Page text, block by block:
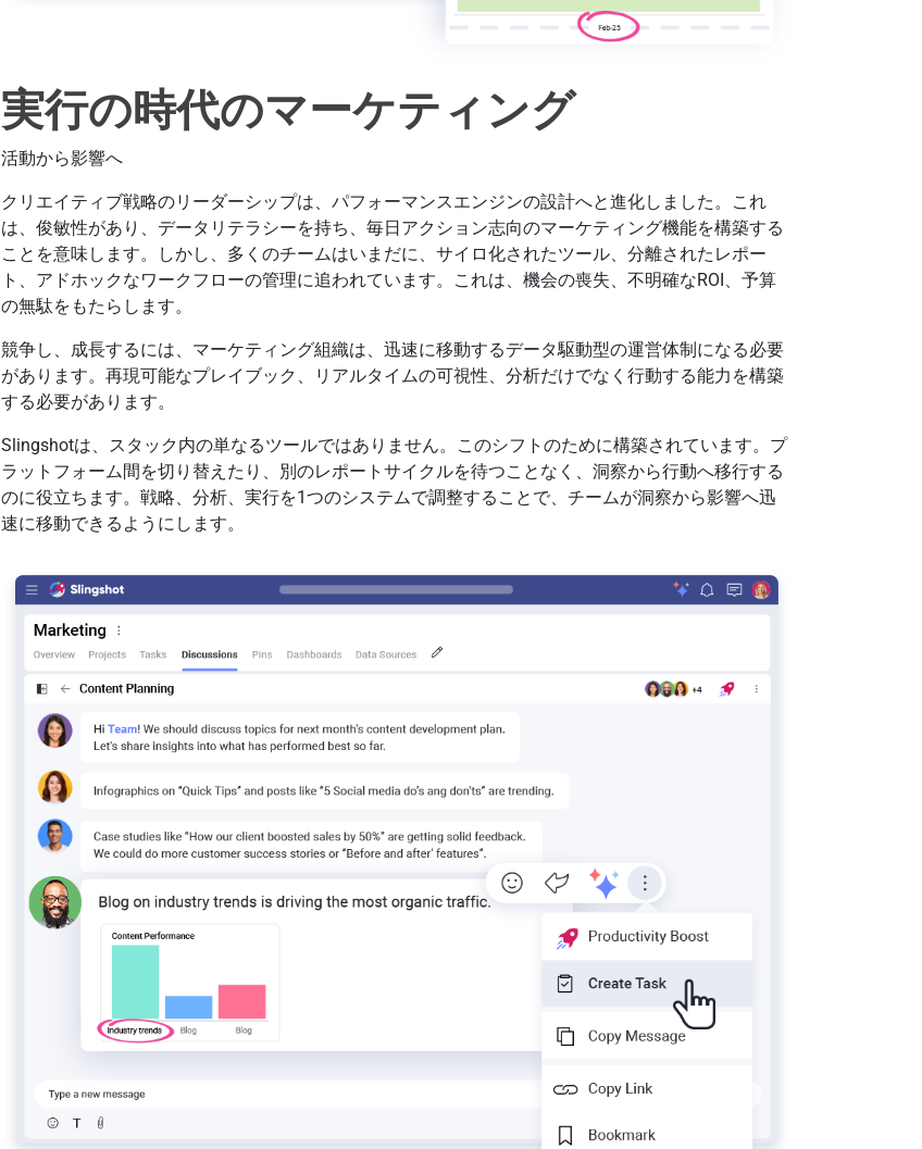
実行の時代のマーケティング
活動から影響へ
クリエイティブ戦略のリーダーシップは、パフォーマンスエンジンの設計へと進化しました。これ
は、俊敏性があり、データリテラシーを持ち、毎日アクション志向のマーケティング機能を構築する
ことを意味します。しかし、多くのチームはいまだに、サイロ化されたツール、分離されたレポー
ト、アドホックなワークフローの管理に追われています。これは、機会の喪失、不明確なROI、予算
の無駄をもたらします。
競争し、成長するには、マーケティング組織は、迅速に移動するデータ駆動型の運営体制になる必要
があります。再現可能なプレイブック、リアルタイムの可視性、分析だけでなく行動する能力を構築
する必要があります。
Slingshotは、スタック内の単なるツールではありません。このシフトのために構築されています。プ
ラットフォーム間を切り替えたり、別のレポートサイクルを待つことなく、洞察から行動へ移行する
のに役立ちます。戦略、分析、実行を1つのシステムで調整することで、チームが洞察から影響へ迅
速に移動できるようにします。